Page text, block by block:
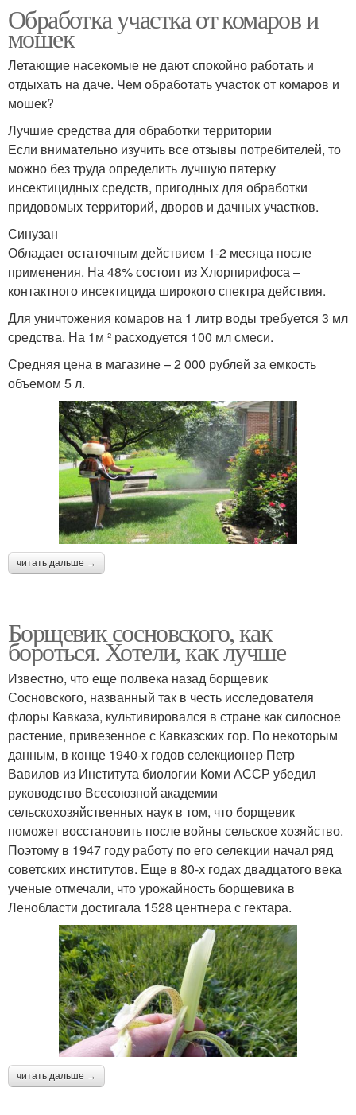
Обработка участка от комаров и
мошек
Летающие насекомые не дают спокойно работать и
отдыхать на даче. Чем обработать участок от комаров и
мошек?
Лучшие средства для обработки территории
Если внимательно изучить все отзывы потребителей, то
можно без труда определить лучшую пятерку
инсектицидных средств, пригодных для обработки
придовомых территорий, дворов и дачных участков.
Синузан
Обладает остаточным действием 1-2 месяца после
применения. На 48% состоит из Хлорпирифоса –
контактного инсектицида широкого спектра действия.
Для уничтожения комаров на 1 литр воды требуется 3 мл
средства. На 1м ² расходуется 100 мл смеси.
Средняя цена в магазине – 2 000 рублей за емкость
объемом 5 л.
читать дальше →
Борщевик сосновского, как
бороться. Хотели, как лучше
Известно, что еще полвека назад борщевик
Сосновского, названный так в честь исследователя
флоры Кавказа, культивировался в стране как силосное
растение, привезенное с Кавказских гор. По некоторым
данным, в конце 1940-х годов селекционер Петр
Вавилов из Института биологии Коми АССР убедил
руководство Всесоюзной академии
сельскохозяйственных наук в том, что борщевик
поможет восстановить после войны сельское хозяйство.
Поэтому в 1947 году работу по его селекции начал ряд
советских институтов. Еще в 80-х годах двадцатого века
ученые отмечали, что урожайность борщевика в
Ленобласти достигала 1528 центнера с гектара.
читать дальше →